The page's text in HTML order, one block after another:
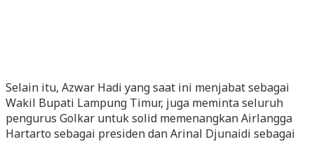
Selain itu, Azwar Hadi yang saat ini menjabat sebagai
Wakil Bupati Lampung Timur, juga meminta seluruh
pengurus Golkar untuk solid memenangkan Airlangga
Hartarto sebagai presiden dan Arinal Djunaidi sebagai